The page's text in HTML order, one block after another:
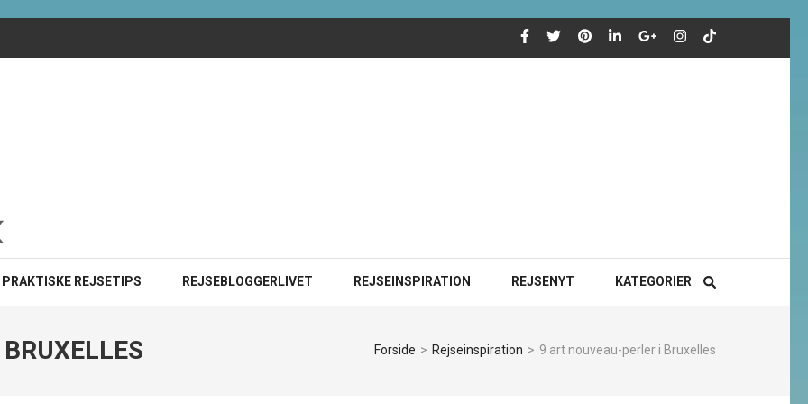
i 2025?
PRAKTISKE REJSETIPS REJSEBLOGGERLIVET REJSEINSPIRATION REJSENYT KATEGORIER
Forside > Rejseinspiration > 9 art nouveau-perler i Bruxelles